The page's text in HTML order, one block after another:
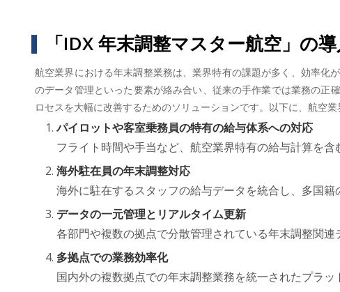
「IDX 年末調整マスター航空」の
航空業界における年末調整業務は、業界特有の課題が多く、効率化
のデータ管理といった要素が絡み合い、従来の手作業では業務の正
ロセスを大幅に改善するためのソリューションです。以下に、航空業
パイロットや客室乗務員の特有の給与体系への対応
フライト時間や手当など、航空業界特有の給与計算を
海外駐在員の年末調整対応
海外に駐在するスタッフの給与データを統合し、多国籍
データの一元管理とリアルタイム更新
各部門や複数の拠点で分散管理されている年末調整関
多拠点での業務効率化
国内外の複数拠点での年末調整業務を統一されたプラッ